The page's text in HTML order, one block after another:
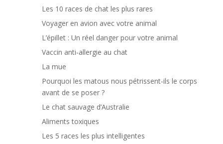
Les 10 races de chat les plus rares
Voyager en avion avec votre animal
L’épillet : Un réel danger pour votre animal
Vaccin anti-allergie au chat
La mue
Pourquoi les matous nous pétrissent-ils le corps
avant de se poser ?
Le chat sauvage d’Australie
Aliments toxiques
Les 5 races les plus intelligentes